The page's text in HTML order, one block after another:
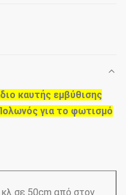
καυτής εμβύθισης
για το φωτισμό
σε 50cm από στον